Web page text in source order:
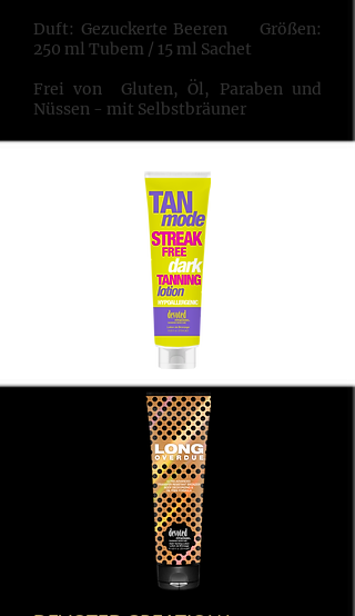
Duft: Gezuckerte Beeren Größen:
250 ml Tubem / 15 ml Sachet
Frei von Gluten, Öl, Paraben und
Nüssen - mit Selbstbräuner